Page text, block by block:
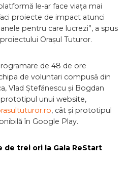
le-ar face viața mai
proiecte de impact atunci
pentru care lucrezi”, a spus
Orașul Tuturor.
de 48 de ore
de voluntari compusă din
Vlad Ștefănescu și Bogdan
prototipul unui website,
, cât și prototipul
în Google Play.
trei ori la Gala ReStart